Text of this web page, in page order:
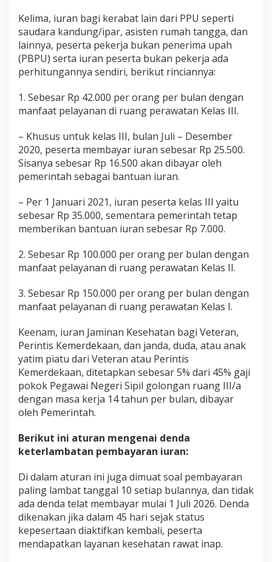
Kelima, iuran bagi kerabat lain dari PPU seperti
saudara kandung/ipar, asisten rumah tangga, dan
lainnya, peserta pekerja bukan penerima upah
(PBPU) serta iuran peserta bukan pekerja ada
perhitungannya sendiri, berikut rinciannya:
1. Sebesar Rp 42.000 per orang per bulan dengan
manfaat pelayanan di ruang perawatan Kelas III.
– Khusus untuk kelas III, bulan Juli – Desember
2020, peserta membayar iuran sebesar Rp 25.500.
Sisanya sebesar Rp 16.500 akan dibayar oleh
pemerintah sebagai bantuan iuran.
– Per 1 Januari 2021, iuran peserta kelas III yaitu
sebesar Rp 35.000, sementara pemerintah tetap
memberikan bantuan iuran sebesar Rp 7.000.
2. Sebesar Rp 100.000 per orang per bulan dengan
manfaat pelayanan di ruang perawatan Kelas II.
3. Sebesar Rp 150.000 per orang per bulan dengan
manfaat pelayanan di ruang perawatan Kelas I.
Keenam, iuran Jaminan Kesehatan bagi Veteran,
Perintis Kemerdekaan, dan janda, duda, atau anak
yatim piatu dari Veteran atau Perintis
Kemerdekaan, ditetapkan sebesar 5% dari 45% gaji
pokok Pegawai Negeri Sipil golongan ruang III/a
dengan masa kerja 14 tahun per bulan, dibayar
oleh Pemerintah.
Berikut ini aturan mengenai denda
keterlambatan pembayaran iuran:
Di dalam aturan ini juga dimuat soal pembayaran
paling lambat tanggal 10 setiap bulannya, dan tidak
ada denda telat membayar mulai 1 Juli 2026. Denda
dikenakan jika dalam 45 hari sejak status
kepesertaan diaktifkan kembali, peserta
mendapatkan layanan kesehatan rawat inap.